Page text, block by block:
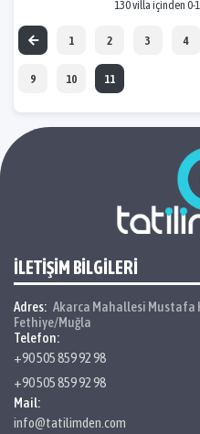
130 villa içinden 0-
1 2 3 4
9 10 11
İLETİŞİM BİLGİLERİ
Adres: Akarca Mahallesi Mustafa
Fethiye/Muğla
Telefon:
+90 505 859 92 98
+90 505 859 92 98
Mail:
info@tatilimden.com